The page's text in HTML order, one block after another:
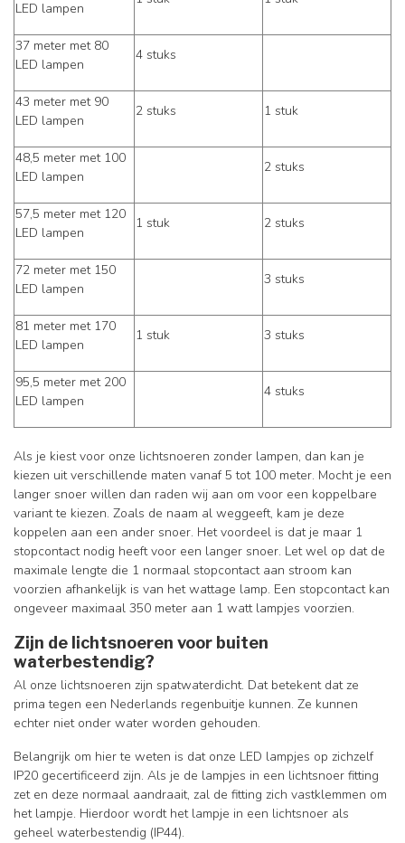
LED lampen
37 meter met 80
LED lampen
4 stuks
43 meter met 90
LED lampen
2 stuks 1 stuk
48,5 meter met 100
LED lampen
2 stuks
57,5 meter met 120
LED lampen
1 stuk 2 stuks
72 meter met 150
LED lampen
3 stuks
81 meter met 170
LED lampen
1 stuk 3 stuks
95,5 meter met 200
LED lampen
4 stuks
Als je kiest voor onze lichtsnoeren zonder lampen, dan kan je
kiezen uit verschillende maten vanaf 5 tot 100 meter. Mocht je een
langer snoer willen dan raden wij aan om voor een koppelbare
variant te kiezen. Zoals de naam al weggeeft, kam je deze
koppelen aan een ander snoer. Het voordeel is dat je maar 1
stopcontact nodig heeft voor een langer snoer. Let wel op dat de
maximale lengte die 1 normaal stopcontact aan stroom kan
voorzien afhankelijk is van het wattage lamp. Een stopcontact kan
ongeveer maximaal 350 meter aan 1 watt lampjes voorzien.
Zijn de lichtsnoeren voor buiten
waterbestendig?
Al onze lichtsnoeren zijn spatwaterdicht. Dat betekent dat ze
prima tegen een Nederlands regenbuitje kunnen. Ze kunnen
echter niet onder water worden gehouden.
Belangrijk om hier te weten is dat onze LED lampjes op zichzelf
IP20 gecertificeerd zijn. Als je de lampjes in een lichtsnoer fitting
zet en deze normaal aandraait, zal de fitting zich vastklemmen om
het lampje. Hierdoor wordt het lampje in een lichtsnoer als
geheel waterbestendig (IP44).